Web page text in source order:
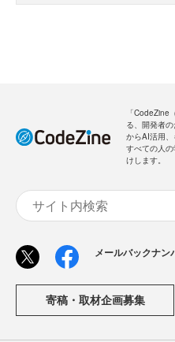
「CodeZine
る、開発者
からAI活用
すべての人
けします。
メールバックナン
寄稿・取材企画募集